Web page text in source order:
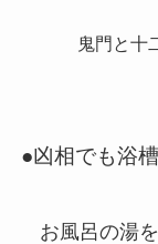
鬼門と十
●凶相でも浴
お風呂の湯